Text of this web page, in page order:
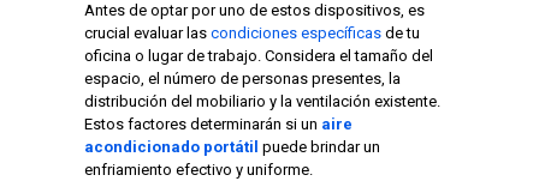
Antes de optar por uno de estos dispositivos, es
crucial evaluar las condiciones específicasde tu
oficina o lugar de trabajo. Considera el tamaño del
espacio, el número de personas presentes, la
distribución del mobiliario y la ventilación existente.
Estos factores determinarán si un aire
acondicionado portátil puede brindar un
enfriamiento efectivo y uniforme.